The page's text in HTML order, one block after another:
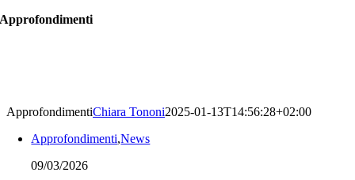
Approfondimenti
ApprofondimentiChiara Tononi2025-01-13T14:56:28+02:00
Approfondimenti,News
09/03/2026